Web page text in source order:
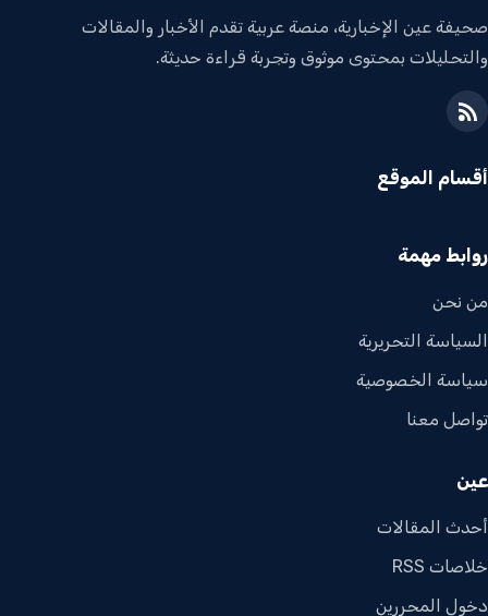
صحيفة عين الإخبارية، منصة عربية تقدم الأخبار والمقالات
والتحليلات بمحتوى موثوق وتجربة قراءة حديثة.
أقسام الموقع
روابط مهمة
من نحن
السياسة التحريرية
سياسة الخصوصية
تواصل معنا
عين
أحدث المقالات
خلاصات RSS
دخول المحررين